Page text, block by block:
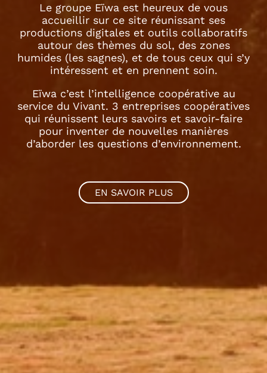
Le groupe Eïwa est heureux de vous
accueillir sur ce site réunissant ses
productions digitales et outils collaboratifs
autour des thèmes du sol, des zones
humides (les sagnes), et de tous ceux qui s’y
intéressent et en prennent soin.
Eïwa c’est l’intelligence coopérative au
service du Vivant. 3 entreprises coopératives
qui réunissent leurs savoirs et savoir-faire
pour inventer de nouvelles manières
d’aborder les questions d’environnement.
EN SAVOIR PLUS